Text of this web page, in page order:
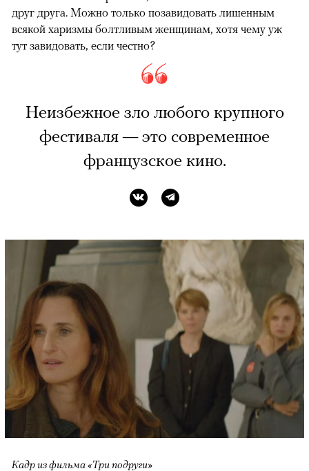
друг друга. Можно только позавидовать лишенным
всякой харизмы болтливым женщинам, хотя чему уж
тут завидовать, если честно?
Неизбежное зло любого крупного
фестиваля — это современное
французское кино.
Кадр из фильма «Три подруги»